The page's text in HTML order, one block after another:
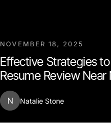
NOVEMBER 18, 2025
Effective Strategies
Resume Review Near
N Natalie Stone